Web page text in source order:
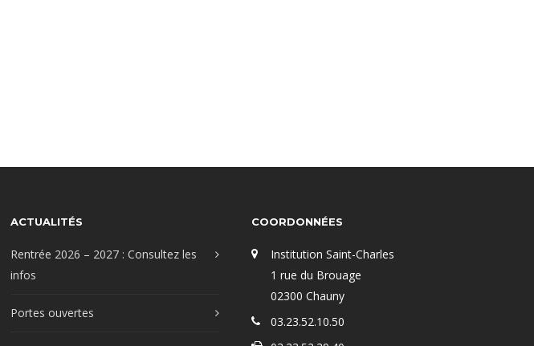
ACTUALITÉS
Rentrée 2026 – 2027 : Consultez les
infos
Portes ouvertes
COORDONNÉES
Institution Saint-Charles
1 rue du Brouage
02300 Chauny
03.23.52.10.50